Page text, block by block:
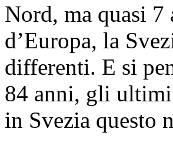
Nord, ma quasi 7
d’Europa, la
differenti. E si
84 anni, gli ultimi
in Svezia questo